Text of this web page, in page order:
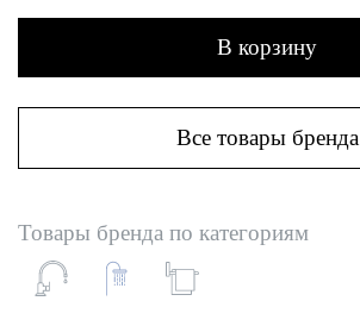
В корзину
Все товары бренда
Товары бренда по категориям